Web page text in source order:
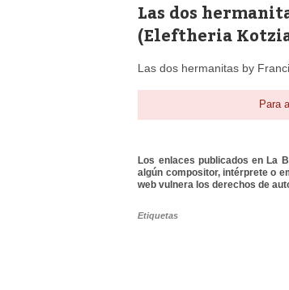
Las dos
(Eleftheria
Las dos hermanitas by
Para
Los enlaces publicados en La
algún compositor, intérprete o
web vulnera los derechos de
Etiquetas